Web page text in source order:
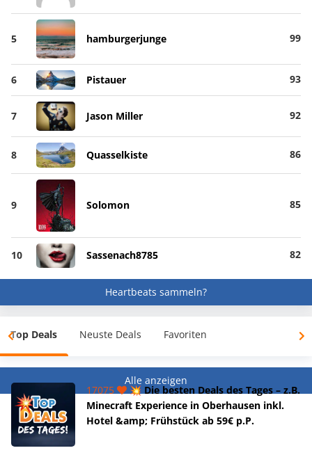
5 hamburgerjunge 99
6 Pistauer 93
7 Jason Miller 92
8 Quasselkiste 86
9 Solomon 85
10 Sassenach8785 82
Heartbeats sammeln?
Top Deals Neuste Deals Favoriten
Alle anzeigen
17075
💥 Die besten Deals des Tages – z.B.
Minecraft Experience in Oberhausen inkl.
Hotel &amp; Frühstück ab 59€ p.P.